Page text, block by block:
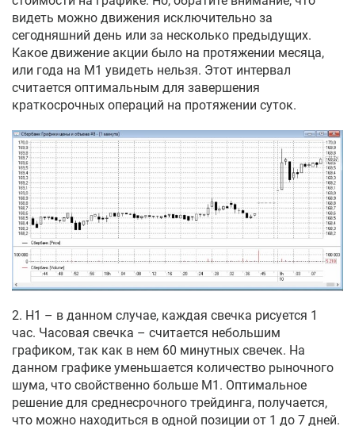
видеть можно движения исключительно за
сегодняшний день или за несколько предыдущих.
Какое движение акции было на протяжении месяца,
или года на М1 увидеть нельзя. Этот интервал
считается оптимальным для завершения
краткосрочных операций на протяжении суток.
2. Н1 – в данном случае, каждая свечка рисуется 1
час. Часовая свечка – считается небольшим
графиком, так как в нем 60 минутных свечек. На
данном графике уменьшается количество рыночного
шума, что свойственно больше М1. Оптимальное
решение для среднесрочного трейдинга, получается,
что можно находиться в одной позиции от 1 до 7 дней.